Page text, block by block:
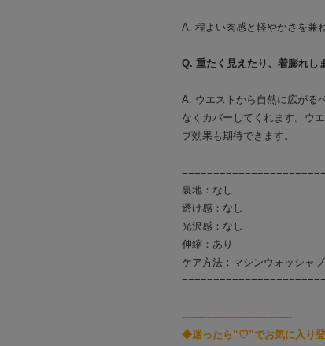
A. 程よい肉感と軽やかさを兼
Q. 重たく見えたり、着膨れし
A. ウエストから自然に広がる
なくカバーしてくれます。ウ
プ効果も期待できます。
裏地：なし
透け感：なし
光沢感：なし
伸縮：あり
ケア方法：マシンウォッシャ
-----------------------------------
◆迷ったら“♡”でお気に入り